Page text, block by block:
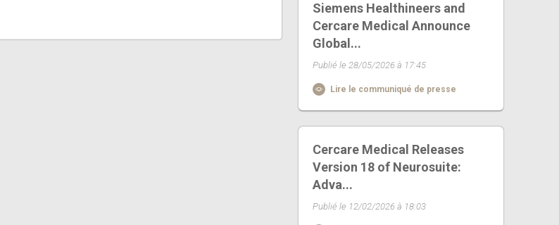
Siemens Healthineers and
Cercare Medical Announce
Global...
Publié le 28/05/2026 à 17:45
Lire le communiqué de presse
Cercare Medical Releases
Version 18 of Neurosuite:
Adva...
Publié le 12/02/2026 à 18:03